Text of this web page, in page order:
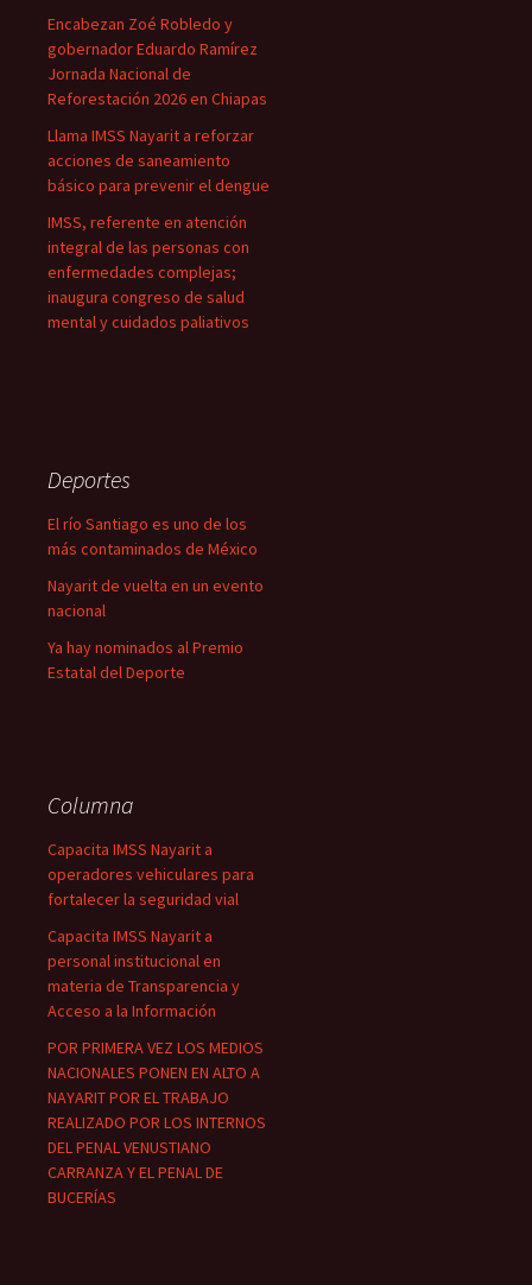
Encabezan Zoé Robledo y
gobernador Eduardo Ramírez
Jornada Nacional de
Reforestación 2026 en Chiapas
Llama IMSS Nayarit a reforzar
acciones de saneamiento
básico para prevenir el dengue
IMSS, referente en atención
integral de las personas con
enfermedades complejas;
inaugura congreso de salud
mental y cuidados paliativos
Deportes
El río Santiago es uno de los
más contaminados de México
Nayarit de vuelta en un evento
nacional
Ya hay nominados al Premio
Estatal del Deporte
Columna
Capacita IMSS Nayarit a
operadores vehiculares para
fortalecer la seguridad vial
Capacita IMSS Nayarit a
personal institucional en
materia de Transparencia y
Acceso a la Información
POR PRIMERA VEZ LOS MEDIOS
NACIONALES PONEN EN ALTO A
NAYARIT POR EL TRABAJO
REALIZADO POR LOS INTERNOS
DEL PENAL VENUSTIANO
CARRANZA Y EL PENAL DE
BUCERÍAS